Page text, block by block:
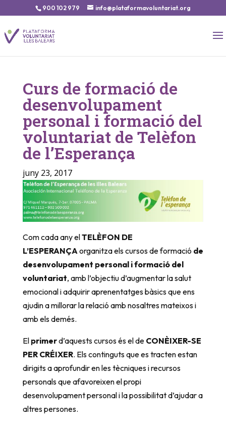
900 102 979 info@plataformavoluntariat.org
Curs de formació de
desenvolupament
personal i formació del
voluntariat de Telèfon
de l’Esperança
juny 23, 2017
Com cada any elTELÈFON DE
L’ESPERANÇA organitza els cursos de formació de
desenvolupament personal i formació del
voluntariat, amb l’objectiu d’augmentar la salut
emocional i adquirir aprenentatges bàsics que ens
ajudin a millorar la relació amb nosaltres mateixos i
amb els demés.
El primerd’aquests cursos és el de CONÈIXER-SE
PER CRÉIXER. Els continguts que es tracten estan
dirigits a aprofundir en les tècniques i recursos
personals que afavoreixen el propi
desenvolupament personal i la possibilitat d’ajudar a
altres persones.